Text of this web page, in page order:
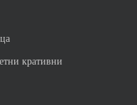
кративни